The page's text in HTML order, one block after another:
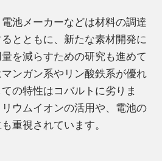
池メーカーなどは材料の調達
とともに、新たな素材開発に
を減らすための研究も進めて
ンガン系やリン酸鉄系が優れ
の特性はコバルトに劣りま
ウムイオンの活用や、電池の
重視されています。